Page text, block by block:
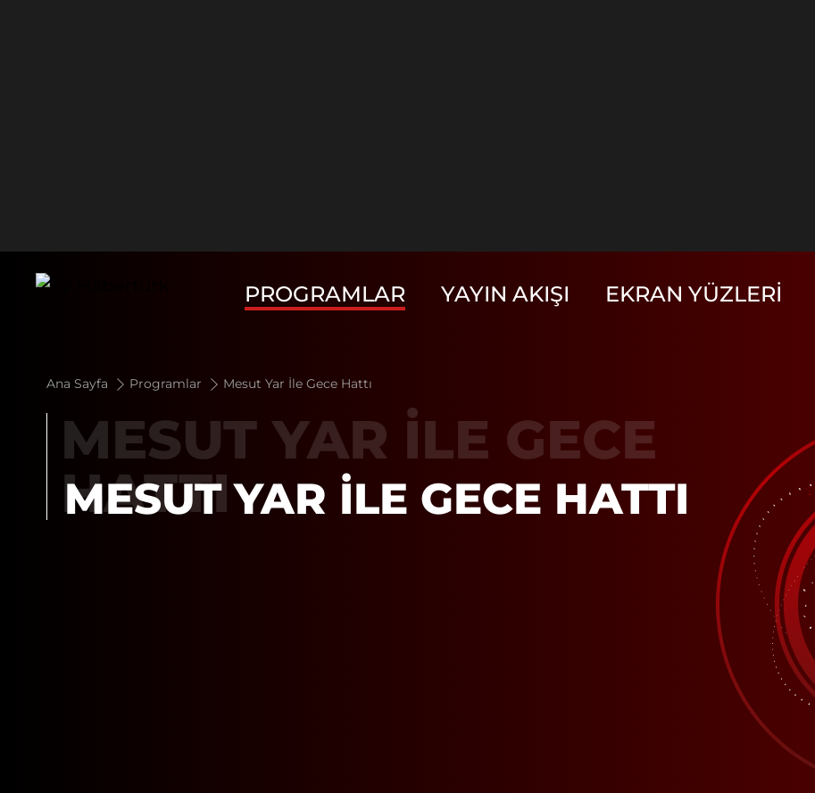
PROGRAMLAR YAYIN AKIŞI EKRAN YÜZLERI
Ana Sayfa Programlar Mesut Yar İle Gece Hattı
MESUT YAR İLE GECE
HATTI